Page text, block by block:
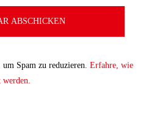
Spam zu reduzieren. Erfahre, wie